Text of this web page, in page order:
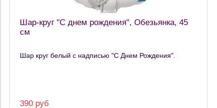
Шар-круг "С днем рождения", Обезьянка, 45
см
Шар круг белый с надписью "С Днем Рождения".
390 руб